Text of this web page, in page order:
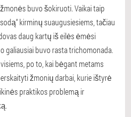
buvo šokiruoti. Vaikai taip
kirminų suaugusiesiems, tačiau
daug kartų iš eilės ėmėsi
galiausiai buvo rasta trichomonada.
po to, kai bėgant metams
žmonių darbai, kurie ištyrė
praktikos problemą ir